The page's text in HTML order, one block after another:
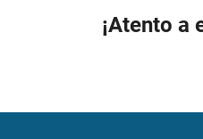
¡Atento a